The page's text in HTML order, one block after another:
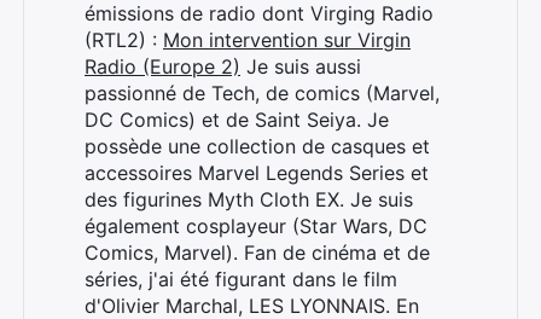
émissions de radio dont Virging Radio
(RTL2) : Mon intervention sur Virgin
Radio (Europe 2) Je suis aussi
passionné de Tech, de comics (Marvel,
DC Comics) et de Saint Seiya. Je
possède une collection de casques et
accessoires Marvel Legends Series et
des figurines Myth Cloth EX. Je suis
également cosplayeur (Star Wars, DC
Comics, Marvel). Fan de cinéma et de
séries, j'ai été figurant dans le film
d'Olivier Marchal, LES LYONNAIS. En